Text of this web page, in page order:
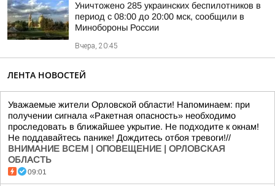
Уничтожено 285 украинских беспилотников в
период с 08:00 до 20:00 мск, сообщили в
Минобороны России
Вчера, 20:45
ЛЕНТА НОВОСТЕЙ
Уважаемые жители Орловской области! Напоминаем: при
получении сигнала «Ракетная опасность» необходимо
проследовать в ближайшее укрытие. Не подходите к окнам!
Не поддавайтесь панике! Дождитесь отбоя тревоги!//
ВНИМАНИЕ ВСЕМ | ОПОВЕЩЕНИЕ | ОРЛОВСКАЯ
ОБЛАСТЬ
09:01